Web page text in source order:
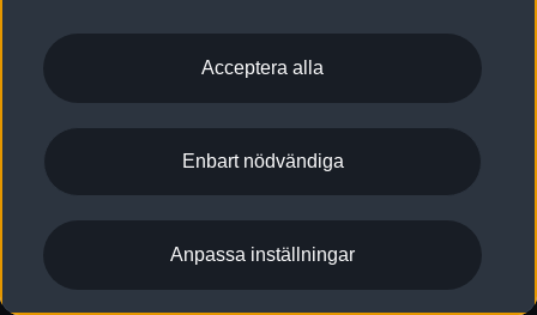
2G/3G nätet stängs ned - Hur påverkas min bil av detta?
Nyhetsbrev
Vårt hållbarhetsarbete
Lediga tjänster huvudkontor
Lediga tjänster hos Audi Återförsäljare
Kommentar till mediauppgifter om dataläcka
Anpassa inställningar för cookies
Visselblåsarkanaler
Acceptera alla
Enbart nödvändiga
Anpassa inställningar